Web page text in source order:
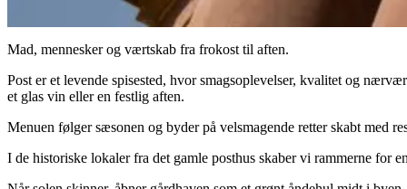
Mad, mennesker og værtskab fra frokost til aften.
Post er et levende spisested, hvor smagsoplevelser, kvalitet og
et glas vin eller en festlig aften.
Menuen følger sæsonen og byder på velsmagende retter skabt med
I de historiske lokaler fra det gamle posthus skaber vi rammerne for